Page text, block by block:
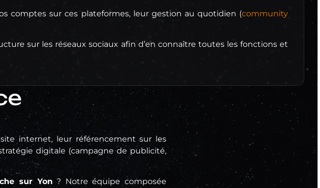
comptes sur ces plateformes, leur gestion au quotidien (community
sur les réseaux sociaux afin d’en connaître toutes les fonctions et
internet, leur référencement sur les
digitale (campagne de publicité,
sur Yon ? Notre équipe composée